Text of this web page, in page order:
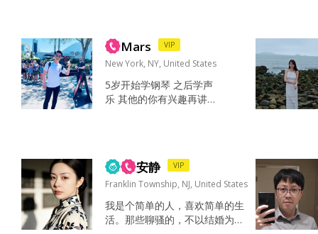
工作，欢乐 有责任心的
人，善良乐观，幽默，关
键对我好...
Mars VIP
New York, NY, United States
5岁开始学钢琴 之后学声
乐 其他的你有兴趣再讲
找到相爱容易 相处简单
的人 By the way 6月份
会在中国 如果彼此有感
觉可以多多交流 谢谢~ Hi
king Roadtrip Skydive Sh
ooting Running Billiards
安静 VIP
Franklin Township, NJ, United States
我是个简单的人，喜欢简单的生
活。那些聊骚的，不以结婚为目